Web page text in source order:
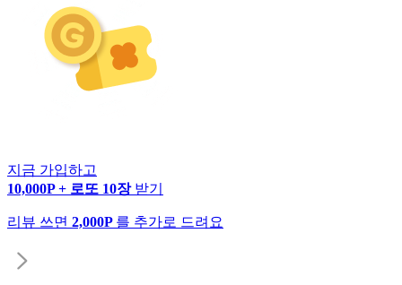
지금 가입하고
10,000P + 로또 10장 받기
리뷰 쓰면 2,000P 를 추가로 드려요